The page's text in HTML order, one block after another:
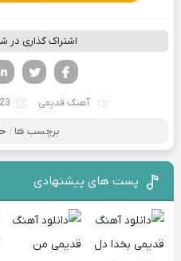
اشتراک گذاری در
آهنگ قدیمی 23 ژانویه 2019
برچسب ها :
پست های پیشنهادی